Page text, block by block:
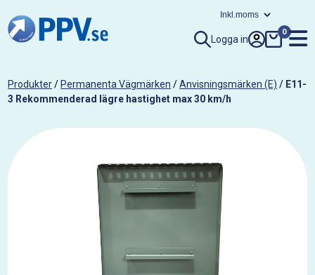
Logga in
0
Produkter/ Permanenta Vägmärken /Anvisningsmärken (E) / E11-
3 Rekommenderad lägre hastighet max 30 km/h